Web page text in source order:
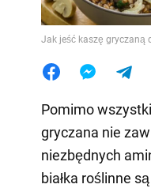
Jak jeść kaszę gryczaną
Pomimo
gryczana nie
niezbędnych
białka roślinne